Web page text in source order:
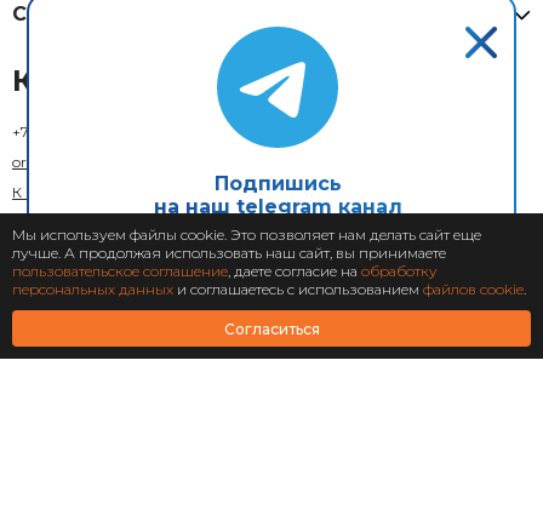
Системная интеграция
Контакты
+7 (800) 333-73-29
order@xcom.ru
К кому обратиться
Подпишись
на наш telegram канал
Подписаться
Мы используем файлы cookie. Это позволяет нам делать сайт еще
лучше. А продолжая использовать наш сайт, вы принимаете
пользовательское соглашение, даете согласие на обработку
персональных данных и соглашаетесь с использованием файлов cookie.
Согласиться